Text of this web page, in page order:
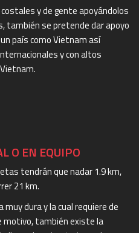
y de gente apoyándolos
también se pretende dar apoyo
país como Vietnam así
y con altos
O EN EQUIPO
tendrán que nadar 1.9 km,
21 km.
dura y la cual requiere de
motivo, también existe la